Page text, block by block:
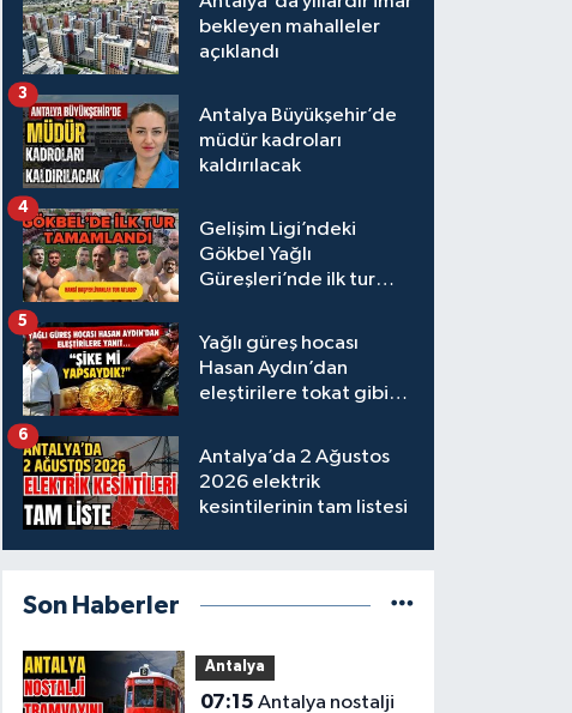
Gürbüz elendi!
bekleyen mahalleler
açıklandı
Antalya Büyükşehir’de
müdür kadroları
kaldırılacak
3
Gelişim Ligi’ndeki
Gökbel Yağlı
Güreşleri’nde ilk tur
4
Yağlı güreş hocası
Hasan Aydın’dan
eleştirilere tokat gibi
5
Antalya’da 2 Ağustos
2026 elektrik
kesintilerinin tam listesi
6
Son Haberler
Antalya
07:15